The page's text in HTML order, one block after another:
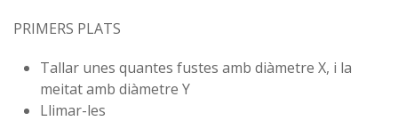
PRIMERS PLATS
Tallar unes quantes fustes amb diàmetre X, i la
meitat amb diàmetre Y
⁠Llimar-les